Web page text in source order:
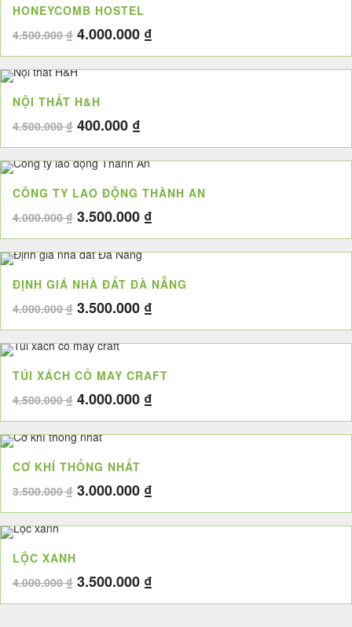
HONEYCOMB HOSTEL
4.500.000₫ Giá
gốc
là:
4.000.000 ₫
hiện
tại
NỘI THẤT H&H
4.500.000₫ Giá
gốc
là:
400.000 ₫
hiện
tại
400.000 ₫.
CÔNG TY LAO ĐỘNG THÀNH AN
4.000.000₫ Giá
gốc
là:
3.500.000 ₫
hiện
tại
3.500.000 ₫.
ĐỊNH GIÁ NHÀ ĐẤT ĐÀ NẴNG
4.000.000₫ Giá
gốc
là:
3.500.000 ₫
hiện
tại
3.500.000 ₫.
TÚI XÁCH CỎ MAY CRAFT
4.500.000₫ Giá
gốc
là:
4.000.000 ₫
hiện
tại
CƠ KHÍ THỐNG NHẤT
3.500.000₫ Giá
gốc
là:
3.000.000 ₫
hiện
tại
LỘC XANH
4.000.000₫ Giá
gốc
3.500.000 ₫
hiện